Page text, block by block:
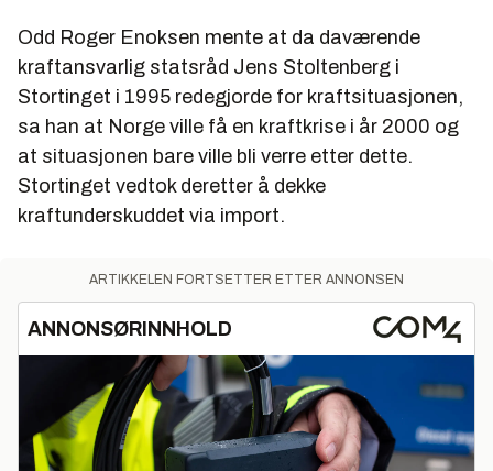
Odd Roger Enoksen mente at da daværende
kraftansvarlig statsråd Jens Stoltenberg i
Stortinget i 1995 redegjorde for kraftsituasjonen,
sa han at Norge ville få en kraftkrise i år 2000 og
at situasjonen bare ville bli verre etter dette.
Stortinget vedtok deretter å dekke
kraftunderskuddet via import.
ARTIKKELEN FORTSETTER ETTER ANNONSEN
ANNONSØRINNHOLD